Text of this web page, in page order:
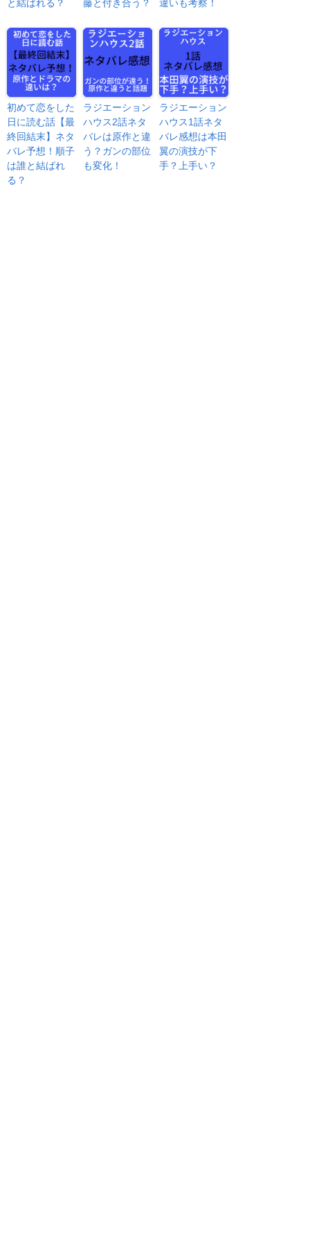
と結ばれる？ 藤と付き合う？ 違いも考察！
初めて恋をした
日に読む話【最
終回結末】ネタ
バレ予想！順子
は誰と結ばれ
る？
ラジエーション
ハウス2話ネタ
バレは原作と違
う？ガンの部位
も変化！
ラジエーション
ハウス1話ネタ
バレ感想は本田
翼の演技が下
手？上手い？